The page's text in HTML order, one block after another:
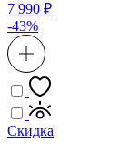
7 990 ₽
-43%
Скидка